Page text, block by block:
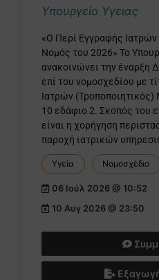
Υπουργείο Υγειας
«Ο Περί Εγγραφής Ιατρών
Νομός του 2026» Το
ανακοινώνει την έναρξη
επί του νομοσχεδίου με
Ιατρών
10 εδάφιο 2. Σκοπός του
είναι η χορήγηση
παροχή ιατρικών
Υγεία Νομοσχέδιο
06 Ιούλ 2026 @ 10:52
10 Αυγ 2026 @ 23:50